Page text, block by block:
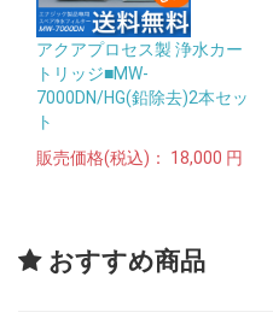
アクアプロセス製 浄水カー
トリッジ■MW-
7000DN/HG(鉛除去)2本セッ
ト
販売価格(税込)：
18,000 円
おすすめ商品